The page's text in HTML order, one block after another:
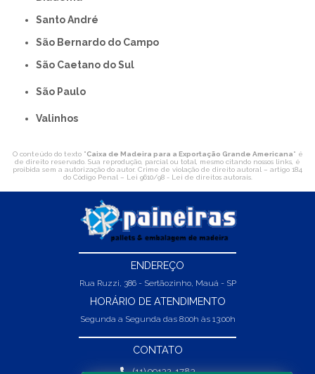
Santo André
São Bernardo do Campo
São Caetano do Sul
São Paulo
Valinhos
O conteúdo do texto "Caixa de Madeira para a Exportação Grande Americana" é
de direito reservado. Sua reprodução, parcial ou total, mesmo citando nossos links, é
proibida sem a autorização do autor. Crime de violação de direito autoral – artigo 184
do Código Penal – Lei 9610/98 - Lei de direitos autorais.
ENDEREÇO
Rua Ruzzi, 386 - Sertãozinho, Mauá - SP
HORÁRIO DE ATENDIMENTO
Segunda a Segunda das 8:00h às 13:00h
CONTATO
(11) 99132-1783